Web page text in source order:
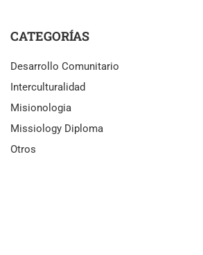
CATEGORÍAS
Desarrollo Comunitario
Interculturalidad
Misionologia
Missiology Diploma
Otros